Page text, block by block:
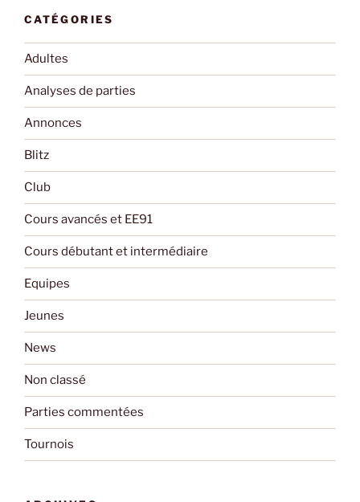
CATÉGORIES
Adultes
Analyses de parties
Annonces
Blitz
Club
Cours avancés et EE91
Cours débutant et intermédiaire
Equipes
Jeunes
News
Non classé
Parties commentées
Tournois